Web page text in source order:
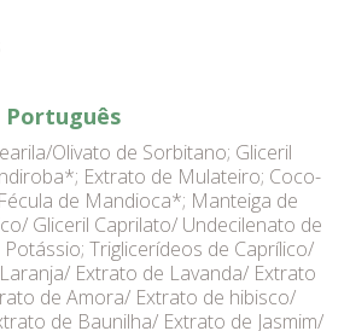
Português
Olivato de Sorbitano; Gliceril
Extrato de Mulateiro; Coco-
de Mandioca*; Manteiga de
Gliceril Caprilato/ Undecilenato de
Triglicerídeos de Caprílico/
Extrato de Lavanda/ Extrato
de Amora/ Extrato de hibisco/
de Baunilha/ Extrato de Jasmim/